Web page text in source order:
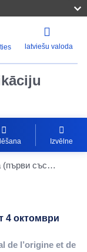
latviešu valoda
Izvēlne
Решение на Съда (първи състав) от 4 октомври 2024 г.
4 октомври
de l’origine et de